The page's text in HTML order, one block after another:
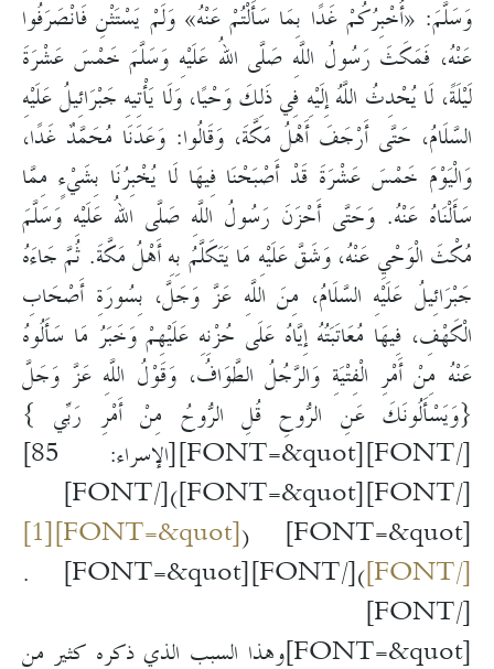
وَسَلَّمَ: «أُخْبِرُكُمْ غَدًا بِمَا سَأَلْتُمْ عَنْهُ» وَلَمْ يَسْتَثْنِ فَانْصَرَفُوا
عَنْهُ، فَمَكَثَ رَسُولُ اللَّهِ صَلَّى اللهُ عَلَيْهِ وَسَلَّمَ خَمْسَ عَشْرَةَ
لَيْلَةً، لَا يُحْدِثُ اللَّهُ إِلَيْهِ فِي ذَلِكَ وَحْيًا، وَلَا يَأْتِيهِ جَبْرَائِيلُ عَلَيْهِ
السَّلَامُ، حَتَّى أَرْجَفَ أَهْلُ مَكَّةَ، وَقَالُوا: وَعَدَنَا مُحَمَّدٌ غَدًا،
وَالْيَوْمَ خَمْسَ عَشْرَةَ قَدْ أَصْبَحْنَا فِيهَا لَا يُخْبِرُنَا بِشَيْءٍ مِمَّا
سَأَلْنَاهُ عَنْهُ. وَحَتَّى أَحْزَنَ رَسُولُ اللَّهِ صَلَّى اللهُ عَلَيْهِ وَسَلَّمَ
مُكْثَ الْوَحْيِ عَنْهُ، وَشَقَّ عَلَيْهِ مَا يَتَكَلَّمُ بِهِ أَهْلُ مَكَّةَ. ثُمَّ جَاءَهُ
جَبْرَائِيلُ عَلَيْهِ السَّلَامُ، مِنَ اللَّهِ عَزَّ وَجَلَّ، بِسُورَةِ أَصْحَابِ
الْكَهْفِ، فِيهَا مُعَاتَبَتُهُ إِيَّاهُ عَلَى حُزْنِهِ عَلَيْهِمْ وَخَبَرُ مَا سَأَلُوهُ
عَنْهُ مِنْ أَمْرِ الْفِتْيَةِ وَالرَّجُلُ الطَّوَافُ، وَقَوْلُ اللَّهِ عَزَّ وَجَلَّ
{وَيَسْأَلُونَكَ عَنِ الرُّوحِ قُلِ الرُّوحُ مِنْ أَمْرِ رَبِّي }
[/FONT]
[FONT=&quot][الإسراء: 85]
[/FONT]
[FONT=&quot])[/FONT]
[FONT=&quot] (
[FONT=&quot][1]
[/FONT]
)[/FONT]
[FONT=&quot] .
[/FONT]
[FONT=&quot]وهذا السبب الذي ذكره كثير من